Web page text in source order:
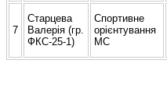
7
Старцева
Валерія (гр.
ФКС-25-1)
Спортивне
орієнтування
МС